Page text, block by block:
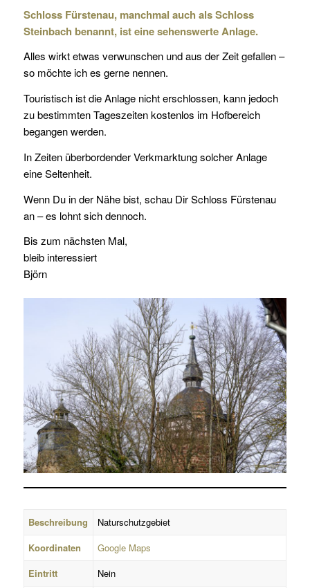
Schloss Fürstenau, manchmal auch als Schloss
Steinbach benannt, ist eine sehenswerte Anlage.
Alles wirkt etwas verwunschen und aus der Zeit gefallen –
so möchte ich es gerne nennen.
Touristisch ist die Anlage nicht erschlossen, kann jedoch
zu bestimmten Tageszeiten kostenlos im Hofbereich
begangen werden.
In Zeiten überbordender Verkmarktung solcher Anlage
eine Seltenheit.
Wenn Du in der Nähe bist, schau Dir Schloss Fürstenau
an – es lohnt sich dennoch.
Bis zum nächsten Mal,
bleib interessiert
Björn
Beschreibung
Naturschutzgebiet
Koordinaten
Google Maps
Eintritt
Nein